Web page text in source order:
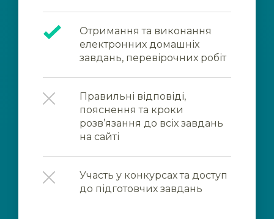
Отримання та виконання
електронних домашніх
завдань, перевірочних робіт
Правильні відповіді,
пояснення та кроки
розв’язання до всіх завдань
на сайті
Участь у конкурсах та доступ
до підготовчих завдань